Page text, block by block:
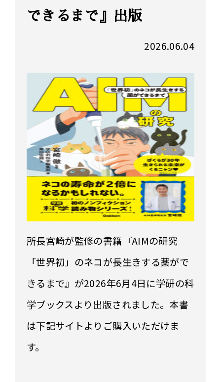
できるまで』出版
2026.06.04
所長宮崎が監修の書籍『AIMの研究
「世界初」のネコが長生きする薬がで
きるまで』が2026年6月4日に学研の科
学ブックスより出版されました。本書
は下記サイトよりご購入いただけま
す。